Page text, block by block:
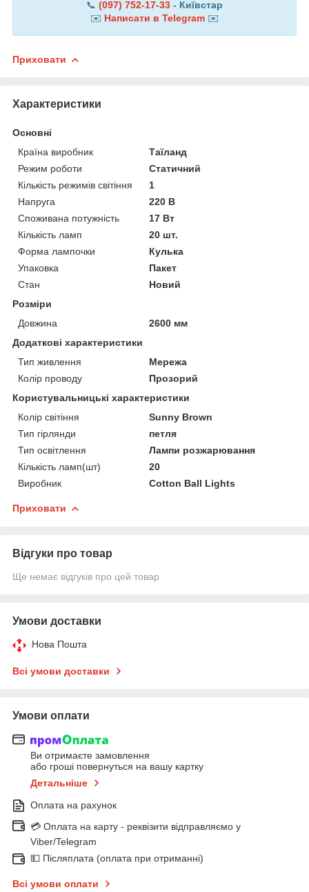
📞 (097) 752-17-33 - Київстар
✉️ Написати в Telegram ✉️
Приховати
Характеристики
Основні
Країна виробник
Таїланд
Режим роботи
Статичний
Кількість режимів світіння
1
Напруга
220 В
Споживана потужність
17 Вт
Кількість ламп
20 шт.
Форма лампочки
Кулька
Упаковка
Пакет
Стан
Новий
Розміри
Довжина
2600 мм
Додаткові характеристики
Тип живлення
Мережа
Колір проводу
Прозорий
Користувальницькі характеристики
Колір світіння
Sunny Brown
Тип гірлянди
петля
Тип освітлення
Лампи розжарювання
Кількість ламп(шт)
20
Виробник
Cotton Ball Lights
Приховати
Відгуки про товар
Ще немає відгуків про цей товар
Умови доставки
Нова Пошта
Всі умови доставки
Умови оплати
Ви отримаєте замовлення
або гроші повернуться на вашу картку
Детальніше
Оплата на рахунок
💳 Оплата на карту - реквізити відправляємо у
Viber/Telegram
💵 Післяплата (оплата при отриманні)
Всі умови оплати